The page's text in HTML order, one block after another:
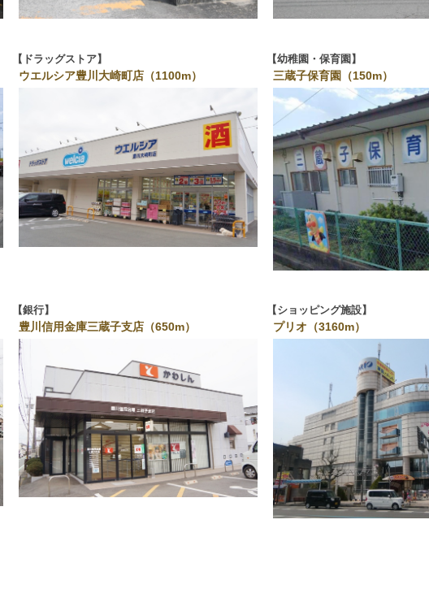
ドラッグストア
ウエルシア豊川大崎町店（1100m）
幼稚園・保育園
三蔵子保育園（150m）
銀行
豊川信用金庫三蔵子支店（650m）
ショッピング施設
プリオ（3160m）